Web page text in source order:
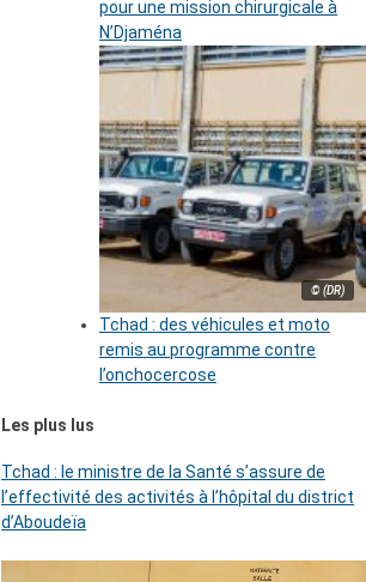
pour une mission chirurgicale à
N’Djaména
© (DR)
Tchad : des véhicules et moto
remis au programme contre
l’onchocercose
Les plus lus
Tchad : le ministre de la Santé s’assure de
l’effectivité des activités à l’hôpital du district
d’Aboudeïa